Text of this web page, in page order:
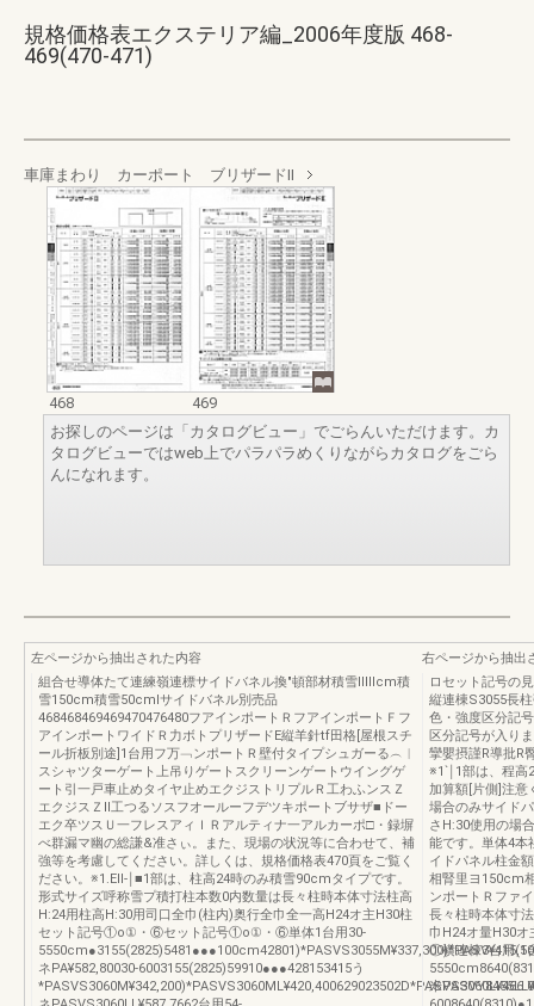
規格価格表エクステリア編_2006年度版 468-
469(470-471)
車庫まわり カーポート ブリザードII
468
469
お探しのページは「カタログビュー」でごらんいただけます。カ
タログビューではweb上でパラパラめくりながらカタログをごら
んになれます。
左ページから抽出された内容
組合せ導体たて連練嶺連標サイドバネル換"頓部材積雪lllllcm積
雪150cm積雪50cmlサイドバネル別売品
468468469469470476480フアインポートＲフアインポートＦフ
アインポートワイドＲ力ボトプリザードE縦羊針tf田格[屋根スチ
ール折板別途]1台用フ万﹁ンポートＲ壁付タイプシュガーる︵︱
スシャツターゲート上吊りゲートスクリーンゲートウイングゲ
ート引一戸車止めタイヤ止めエクジストリプルＲ工わふンスＺ
エクジスＺⅡ工つるソスフオールーフデツキポートブサザ■ドー
エク卒ツスＵ一フレスアィＩＲアルティナ一アルカーポ□・録塀
べ群漏マ幽の総謙&准さぃ。また、現場の状況等に合わせて、補
強等を考慮してください。詳しくは、規格価格表470頁をご覧く
ださい。※1.EII‐￨■1部は、柱高24時のみ積雪90cmタイプです。
形式サイズ呼称雪プ積打柱本数0内数量は長々柱時本体寸法柱高
H:24用柱高H:30用司口全巾(柱内)奥行全巾全一高H24オ主H30柱
セット記号①o①・⑥セット記号①o①・⑥単体1台用30-
ネPA¥582,80030-6003155(2825)59910●●●428153415う
右ページから抽出
ロセット記号の
縦連棟S3055長
色・強度区分記
区分記号が入り
攣嬰摂謹R導批R
※1`￨1部は、程高
加算額[片側]注意
場合のみサイド
さH:30使用の場
能です。単体4本
イドパネル柱金
相腎里ヨ150cm
ンポートＲファ
長々柱時本体寸
巾H24オ量H30
①横連棟3台用(1
米